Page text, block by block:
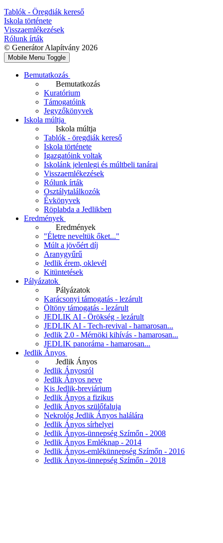
Tablók - Öregdiák kereső
Iskola története
Visszaemlékezések
Rólunk írták
© Generátor Alapítvány 2026
Mobile Menu Toggle
Bemutatkozás
Bemutatkozás
Kuratórium
Támogatóink
Jegyzőkönyvek
Iskola múltja
Iskola múltja
Tablók - öregdiák kereső
Iskola története
Igazgatóink voltak
Iskolánk jelenlegi és múltbeli tanárai
Visszaemlékezések
Rólunk írták
Osztálytalálkozók
Évkönyvek
Röplabda a Jedlikben
Eredmények
Eredmények
"Életre neveltük őket..."
Múlt a jövőért díj
Aranygyűrű
Jedlik érem, oklevél
Kitüntetések
Pályázatok
Pályázatok
Karácsonyi támogatás - lezárult
Öltöny támogatás - lezárult
JEDLIK AI - Örökség - lezárult
JEDLIK AI - Tech-revival - hamarosan...
Jedlik 2.0 - Mérnöki kihívás - hamarosan...
JEDLIK panoráma - hamarosan...
Jedlik Ányos
Jedlik Ányos
Jedlik Ányosról
Jedlik Ányos neve
Kis Jedlik-breviárium
Jedlik Ányos a fizikus
Jedlik Ányos szülőfaluja
Nekrológ Jedlik Ányos halálára
Jedlik Ányos sírhelyei
Jedlik Ányos-ünnepség Szímőn - 2008
Jedlik Ányos Emléknap - 2014
Jedlik Ányos-emlékünnepség Szímőn - 2016
Jedlik Ányos-ünnepség Szímőn - 2018